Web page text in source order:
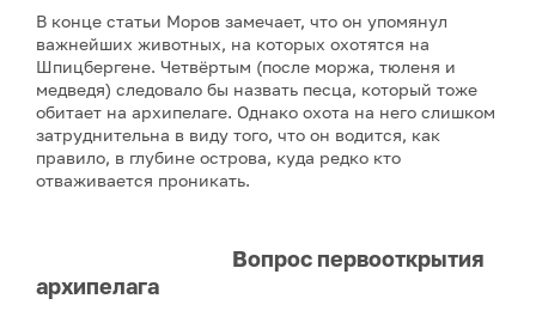
В конце статьи Моров замечает, что он упомянул
важнейших животных, на которых охотятся на
Шпицбергене. Четвёртым (после моржа, тюленя и
медведя) следовало бы назвать песца, который тоже
обитает на архипелаге. Однако охота на него слишком
затруднительна в виду того, что он водится, как
правило, в глубине острова, куда редко кто
отваживается проникать.
Вопрос первооткрытия
архипелага